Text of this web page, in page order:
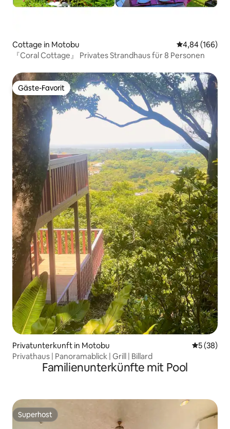
Cottage in Motobu
4,84 (166)
『Coral Cottage』 Privates Strandhaus für 8 Personen
Gäste-Favorit
Gäste-Favorit
Privatunterkunft in Motobu
5 (38)
Privathaus | Panoramablick | Grill | Billard
Familienunterkünfte mit Pool
Superhost
Superhost